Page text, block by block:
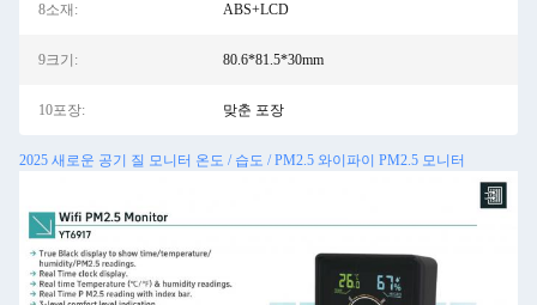
8소재: ABS+LCD
9크기: 80.6*81.5*30mm
10포장: 맞춘 포장
2025 새로운 공기 질 모니터 온도 / 습도 / PM2.5 와이파이 PM2.5 모니터